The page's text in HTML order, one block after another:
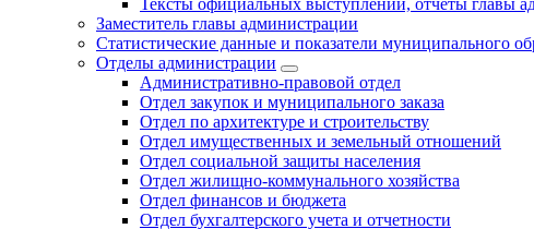
Тексты официальных выступлений, отчеты главы
Заместитель главы администрации
Статистические данные и показатели муниципального
Отделы администрации
Административно-правовой отдел
Отдел закупок и муниципального заказа
Отдел по архитектуре и строительству
Отдел имущественных и земельный отношений
Отдел социальной защиты населения
Отдел жилищно-коммунального хозяйства
Отдел финансов и бюджета
Отдел бухгалтерского учета и отчетности